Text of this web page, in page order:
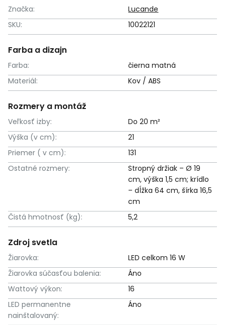
Značka:
Lucande
SKU:
10022121
Farba a dizajn
Farba:
čierna matná
Materiál:
Kov / ABS
Rozmery a montáž
Veľkosť izby:
Do 20 m²
Výška (v cm):
21
Priemer ( v cm):
131
Ostatné rozmery:
Stropný držiak – Ø 19
cm, výška 1,5 cm; krídlo
– dĺžka 64 cm, šírka 16,5
cm
Čistá hmotnosť (kg):
5,2
Zdroj svetla
Žiarovka:
LED celkom 16 W
Žiarovka súčasťou balenia:
Áno
Wattový výkon:
16
LED permanentne
nainštalovaný:
Áno